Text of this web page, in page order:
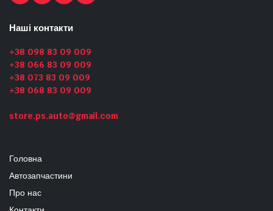
Наші контакти
+38 098 83 09 009
+38 066 83 09 009
+38 073 83 09 009
+38 068 83 09 009
store.ps.auto@gmail.com
Головна
Автозапчастини
Про нас